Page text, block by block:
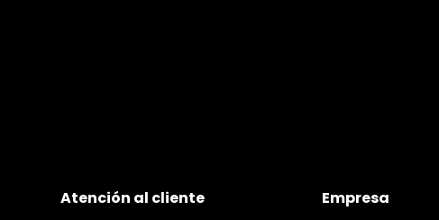
Atención al cliente Empresa